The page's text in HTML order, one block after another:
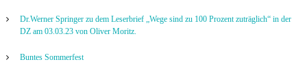
Dr.Werner Springer zu dem Leserbrief „Wege sind zu 100 Prozent zuträglich“ in der
DZ am 03.03.23 von Oliver Moritz.
Buntes Sommerfest